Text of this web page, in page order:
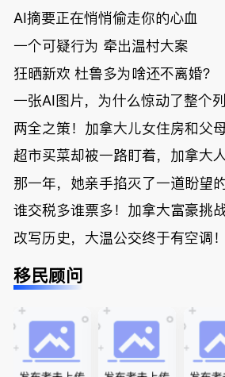
AI摘要正在悄悄偷走你的心血
一个可疑行为 牵出温村大案
狂晒新欢 杜鲁多为啥还不离婚？
一张AI图片，为什么惊动了整个列
两全之策！加拿大儿女住房和父
超市买菜却被一路盯着，加拿大
那一年，她亲手掐灭了一道盼望
谁交税多谁票多！加拿大富豪挑
改写历史，大温公交终于有空调！
移民顾问